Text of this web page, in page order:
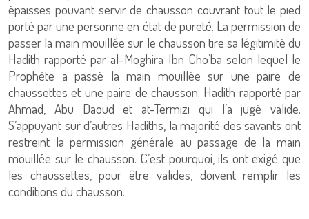
épaisses pouvant servir de chausson couvrant tout le pied
porté par une personne en état de pureté. La permission de
passer la main mouillée sur le chausson tire sa légitimité du
Hadith rapporté par al-Moghira Ibn Cho’ba selon lequel le
Prophète a passé la main mouillée sur une paire de
chaussettes et une paire de chausson. Hadith rapporté par
Ahmad, Abu Daoud et at-Termizi qui l’a jugé valide.
S’appuyant sur d’autres Hadiths, la majorité des savants ont
restreint la permission générale au passage de la main
mouillée sur le chausson. C’est pourquoi, ils ont exigé que
les chaussettes, pour être valides, doivent remplir les
conditions du chausson.